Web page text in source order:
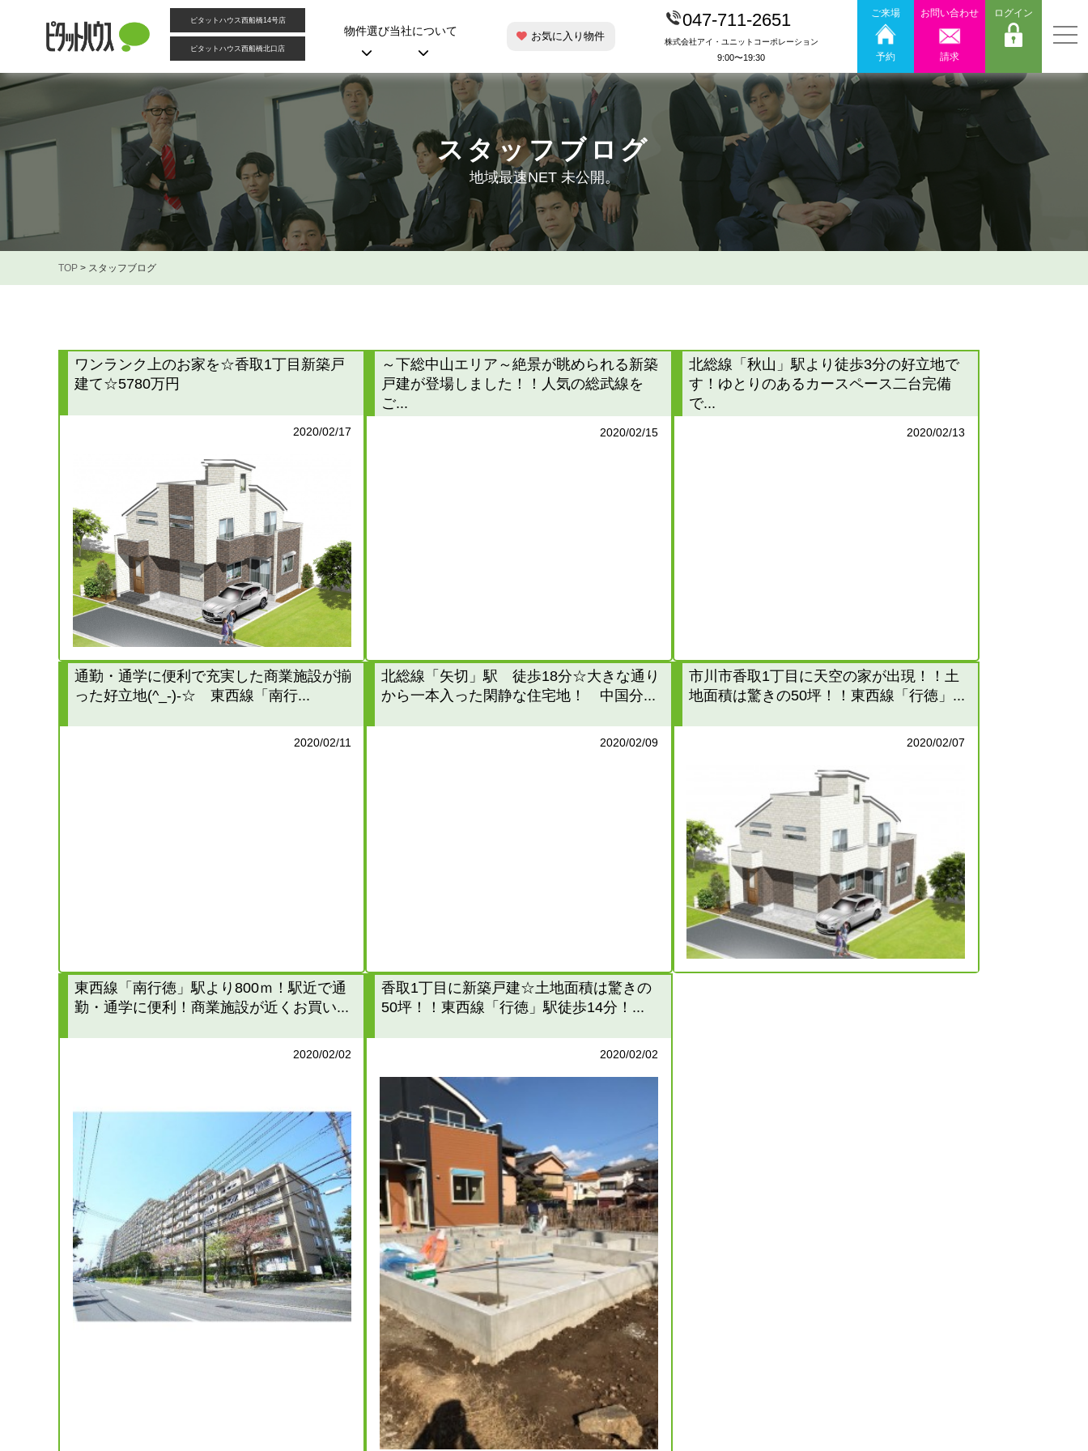
ピタットハウス西船橋14号店
ピタットハウス西船橋北口店
物件選び当社について お気に入り物件
047-711-2651
株式会社アイ・ユニットコーポレーション
9:00〜19:30
ご来場
予約
お問い合わせ
請求
ログイン
スタッフブログ
地域最速NET 未公開。
TOP > スタッフブログ
ワンランク上のお家を☆香取1丁目新築戸
建て☆5780万円
2020/02/17
～下総中山エリア～絶景が眺められる新築
戸建が登場しました！！人気の総武線を
ご...
2020/02/15
北総線「秋山」駅より徒歩3分の好立地で
す！ゆとりのあるカースペース二台完備
で...
2020/02/13
通勤・通学に便利で充実した商業施設が揃
った好立地(^_-)-☆ 東西線「南行...
2020/02/11
北総線「矢切」駅 徒歩18分☆大きな通り
から一本入った閑静な住宅地！ 中国分...
2020/02/09
市川市香取1丁目に天空の家が出現！！土
地面積は驚きの50坪！！東西線「行徳」...
2020/02/07
東西線「南行徳」駅より800ｍ！駅近で通
勤・通学に便利！商業施設が近くお買い...
2020/02/02
香取1丁目に新築戸建☆土地面積は驚きの
50坪！！東西線「行徳」駅徒歩14分！...
2020/02/02